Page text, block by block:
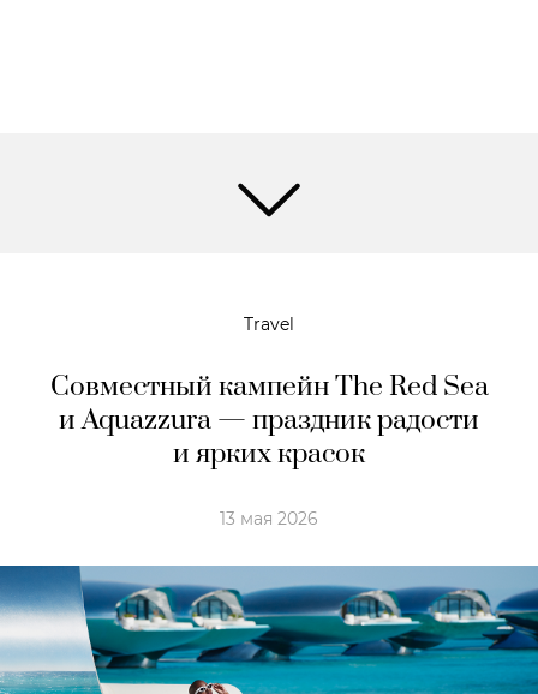
Travel
Совместный кампейн The Red Sea
и Aquazzura — праздник радости
и ярких красок
13 мая 2026